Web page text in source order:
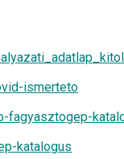
ismerteto
fagyasztogep-
katalogus